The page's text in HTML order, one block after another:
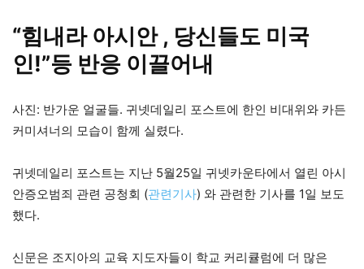
“힘내라 아시안 , 당신들도 미국
인!”등 반응 이끌어내
사진: 반가운 얼굴들. 귀넷데일리 포스트에 한인 비대위와 카든
커미셔너의 모습이 함께 실렸다.
귀넷데일리 포스트는 지난 5월25일 귀넷카운타에서 열린 아시
안증오범죄 관련 공청회 (관련기사) 와 관련한 기사를 1일 보도
했다.
신문은 조지아의 교육 지도자들이 학교 커리큘럼에 더 많은